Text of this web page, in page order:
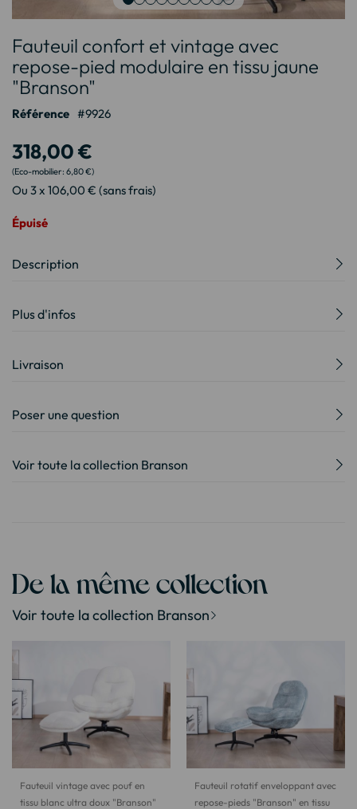
au
début
de
Galerie
Fauteuil confort et vintage avec
repose-pied modulaire en tissu jaune
"Branson"
Référence 9926
318,00 €
6,80 €
Ou 3 x 106,00 € (sans frais)
Épuisé
Description
Plus d'infos
Livraison
Poser une question
Voir toute la collection Branson
De la même collection
Voir toute la collection Branson
Fauteuil vintage avec pouf en
tissu blanc ultra doux "Branson"
Fauteuil rotatif enveloppant avec
repose-pieds "Branson" en tissu